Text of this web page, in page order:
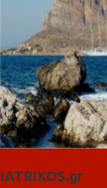
IATRIKOS.gr